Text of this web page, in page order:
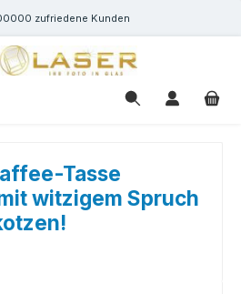
zufriedene Kunden
Tasse
witzigem Spruch